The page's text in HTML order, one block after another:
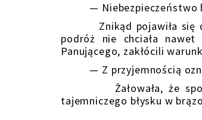
— Niebezpieczeństwo
Znikąd pojawiła się
podróż nie chciała
Panującego, zakłócili
— Z przyjemnością
Żałowała, że
tajemniczego błysku w